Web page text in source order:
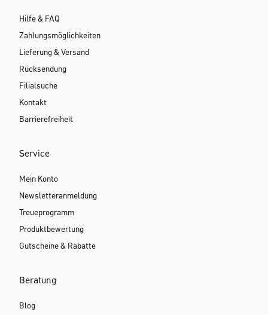
Hilfe & FAQ
Zahlungsmöglichkeiten
Lieferung & Versand
Rücksendung
Filialsuche
Kontakt
Barrierefreiheit
Service
Mein Konto
Newsletteranmeldung
Treueprogramm
Produktbewertung
Gutscheine & Rabatte
Beratung
Blog